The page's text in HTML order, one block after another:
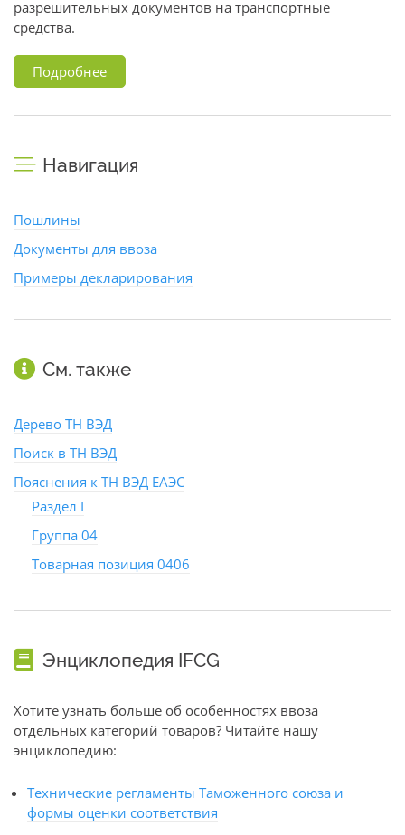
разрешительных документов на транспортные
средства.
Подробнее
Навигация
Пошлины
Документы для ввоза
Примеры декларирования
См. также
Дерево ТН ВЭД
Поиск в ТН ВЭД
Пояснения к ТН ВЭД ЕАЭС
Раздел I
Группа 04
Товарная позиция 0406
Энциклопедия IFCG
Хотите узнать больше об особенностях ввоза
отдельных категорий товаров? Читайте нашу
энциклопедию:
Технические регламенты Таможенного союза и
формы оценки соответствия